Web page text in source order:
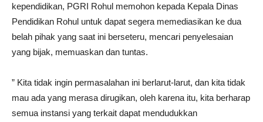
kependidikan, PGRI Rohul memohon kepada Kepala Dinas
Pendidikan Rohul untuk dapat segera memediasikan ke dua
belah pihak yang saat ini berseteru, mencari penyelesaian
yang bijak, memuaskan dan tuntas.
” Kita tidak ingin permasalahan ini berlarut-larut, dan kita tidak
mau ada yang merasa dirugikan, oleh karena itu, kita berharap
semua instansi yang terkait dapat mendudukkan